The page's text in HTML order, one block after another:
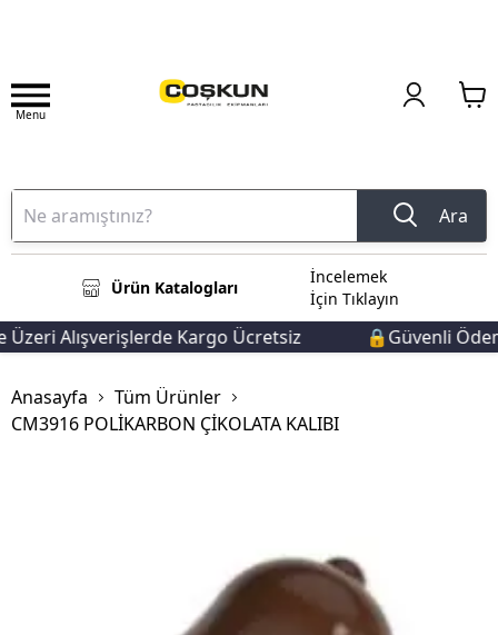
Menu
Ara
Ürün Katalogları
İncelemek
İçin Tıklayın
Alışverişlerde Kargo Ücretsiz 🔒Güvenli
Anasayfa
Tüm Ürünler
CM3916 POLİKARBON ÇİKOLATA KALIBI